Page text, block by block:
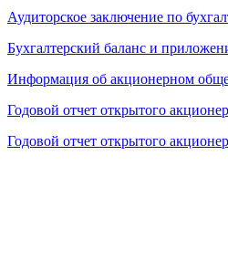
Аудиторское заключение по
Бухгалтерский баланс и
Информация об акционерном
Годовой отчет открытого
Годовой отчет открытого